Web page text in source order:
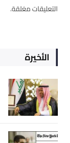
التعليقات مغلقة.
الأخيرة